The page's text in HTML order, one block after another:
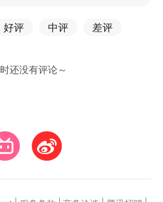
好评 中评 差评